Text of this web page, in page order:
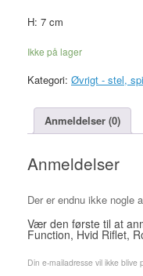
H: 7 cm
Ikke på lager
Kategori: Øvrigt - stel,
Anmeldelser (0)
Anmeldelser
Der er endnu ikke nogle
Vær den første til at
Function, Hvid Riflet,
Din e-mailadresse vil ikke blive